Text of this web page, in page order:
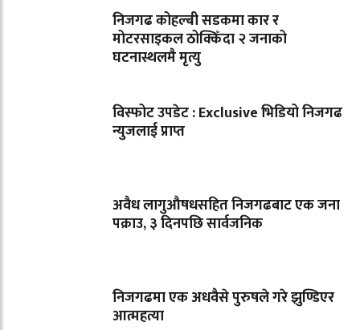
निजगढ कोहल्बी सडकमा कार र
मोटरसाइकल ठोक्किँदा २ जनाको
घटनास्थलमै मृत्यु
विस्फोट उपडेट : Exclusive भिडियो निजगढ
न्युजलाई प्राप्त
अवैध लागुऔषधसहित निजगढबाट एक जना
पक्राउ, ३ दिनपछि सार्वजनिक
निजगढमा एक अधवैसे पुरुषले गरे झुण्डिएर
आत्महत्या